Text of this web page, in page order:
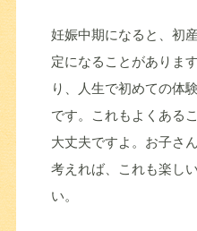
妊娠中期になると、初
定になることがありま
り、人生で初めての体
です。これもよくある
大丈夫ですよ。お子さ
考えれば、これも楽し
い。